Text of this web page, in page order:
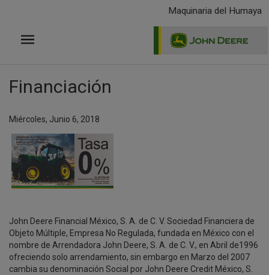
principal
Maquinaria del Humaya
Financiación
Miércoles, Junio 6, 2018
John Deere Financial México, S. A. de C. V. Sociedad Financiera de
Objeto Múltiple, Empresa No Regulada, fundada en México con el
nombre de Arrendadora John Deere, S. A. de C. V., en Abril de1996
ofreciendo solo arrendamiento, sin embargo en Marzo del 2007
cambia su denominación Social por John Deere Credit México, S.